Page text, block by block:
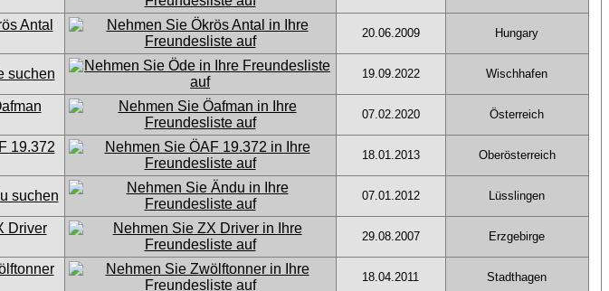
20.06.2009 Hungary
19.09.2022 Wischhafen
07.02.2020 Österreich
18.01.2013 Oberösterreich
07.01.2012 Lüsslingen
29.08.2007 Erzgebirge
18.04.2011 Stadthagen